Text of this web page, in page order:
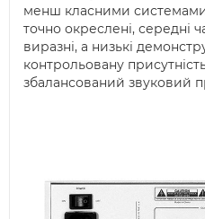
менш класними системами.
точно окреслені, середні
виразні, а низькі
контрольовану
збалансований звуковий